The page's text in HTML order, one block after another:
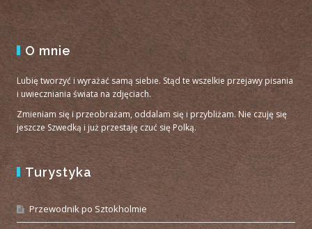
O mnie
Lubię tworzyć i wyrażać samą siebie. Stąd te wszelkie przejawy pisania
i uwieczniania świata na zdjęciach.
Zmieniam się i przeobrażam, oddalam się i przybliżam. Nie czuję się
jeszcze Szwedką i już przestaję czuć się Polką.
Turystyka
Przewodnik po Sztokholmie